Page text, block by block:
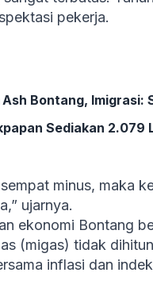
pekerja.
Bontang, Imigrasi:
Sediakan 2.079
minus, maka
ujarnya.
ekonomi Bontang
(migas) tidak
inflasi dan